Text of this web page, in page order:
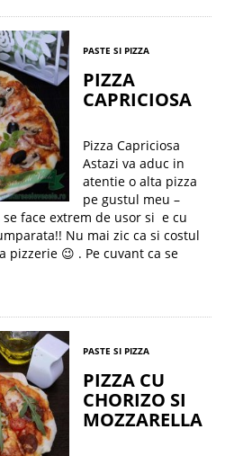
PASTE SI PIZZA
PIZZA
CAPRICIOSA
Pizza Capriciosa
Astazi va aduc in
atentie o alta pizza
pe gustul meu –
se face extrem de usor si e cu
Nu mai zic ca si costul
pizzerie 😉 . Pe cuvant ca se
PASTE SI PIZZA
PIZZA CU
CHORIZO SI
MOZZARELLA